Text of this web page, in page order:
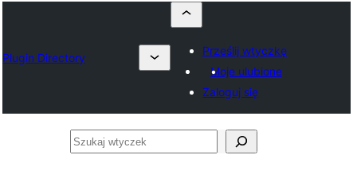
Plugin Directory
Prześlij wtyczkę
Moje ulubione
Zaloguj się
Szukaj